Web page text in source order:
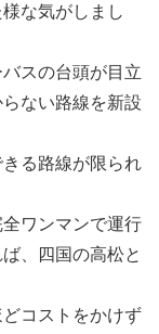
な気がしまし
スの台頭が目立
ない路線を新設
る路線が限られ
ワンマンで運行
、四国の高松と
コストをかけず